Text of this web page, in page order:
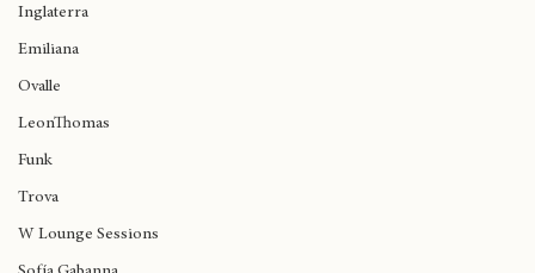
Birmingham
Inglaterra
Emiliana
Ovalle
LeonThomas
Funk
Trova
W Lounge Sessions
Entradas recientes